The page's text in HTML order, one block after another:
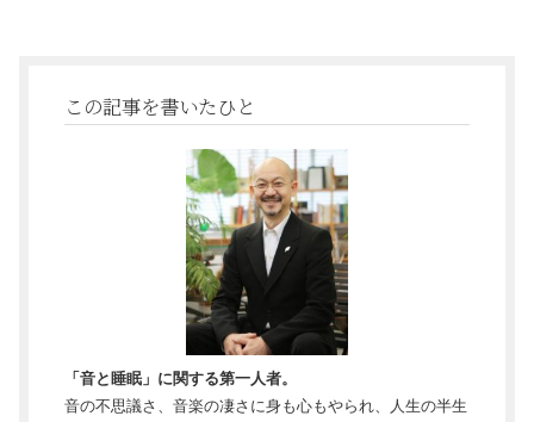
この記事を書いたひと
「音と睡眠」に関する第一人者。
音の不思議さ、音楽の凄さに身も心もやられ、人生の半生